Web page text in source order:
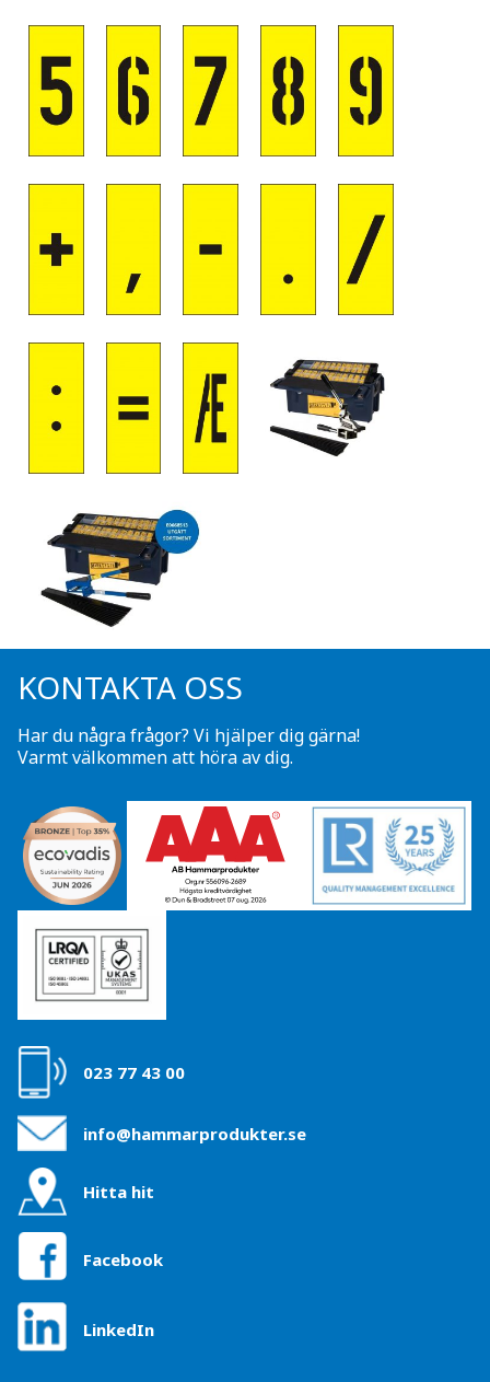
KONTAKTA OSS
Har du några frågor? Vi hjälper dig gärna!
Varmt välkommen att höra av dig.
023 77 43 00
info@hammarprodukter.se
Hitta hit
Facebook
LinkedIn